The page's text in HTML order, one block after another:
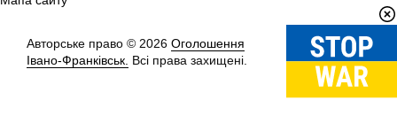
Авторське право © 2026 Оголошення
Івано-Франківськ. Всі права захищені.
Вгору↑